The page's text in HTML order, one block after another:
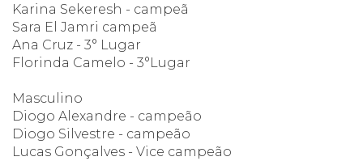
Karina Sekeresh - campeã
Sara El Jamri campeã
Ana Cruz - 3° Lugar
Florinda Camelo - 3°Lugar
Masculino
Diogo Alexandre - campeão
Diogo Silvestre - campeão
Lucas Gonçalves - Vice campeão